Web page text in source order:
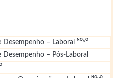
– Laboral ᴺᴼⱽᴼ
Desempenho – Pós-Laboral